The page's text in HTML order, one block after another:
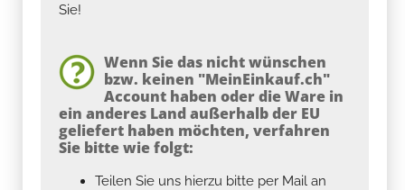
Sie!
Wenn Sie das nicht wünschen
bzw. keinen "MeinEinkauf.ch"
Account haben oder die Ware in
ein anderes Land außerhalb der EU
geliefert haben möchten, verfahren
Sie bitte wie folgt:
Teilen Sie uns hierzu bitte per Mail an